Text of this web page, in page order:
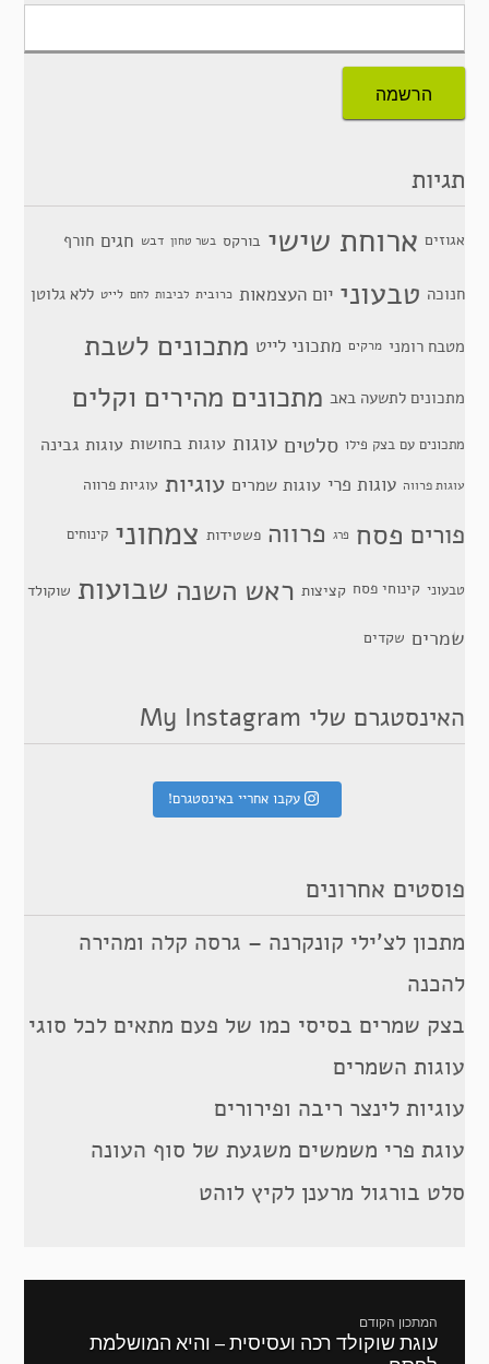
תגיות
אגוזים ארוחת שישי בורקס בשר טחון דבש חגים חורף
חנוכה טבעוני יום העצמאות כרובית לביבות לחם לייט ללא גלוטן
מטבח רומני מרקים מתכוני לייט מתכונים לשבת
מתכונים לתשעה באב מתכונים מהירים וקלים
מתכונים עם בצק פילו סלטים עוגות עוגות בחושות עוגות גבינה
עוגות פרווה עוגות פרי עוגות שמרים עוגיות עוגיות פרווה
פורים פסח פרג פרווה פשטידות צמחוני קינוחים
טבעוני קינוחי פסח קציצות ראש השנה שבועות שוקולד
שמרים שקדים
האינסטגרם שלי My Instagram
עקבו אחריי באינסטגרם!
פוסטים אחרונים
מתכון לצ’ילי קונקרנה – גרסה קלה ומהירה
להכנה
בצק שמרים בסיסי כמו של פעם מתאים לכל סוגי
עוגות השמרים
עוגיות לינצר ריבה ופירורים
עוגת פרי משמשים משגעת של סוף העונה
סלט בורגול מרענן לקיץ לוהט
המתכון הקודם
מתכון
עוגת שוקולד רכה ועסיסית – והיא המושלמת